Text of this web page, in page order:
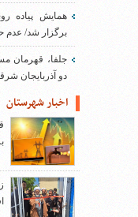
همایش پیاده
برگزار شد/ عدم
جلفا، قهرمان
دو آذربایجان
اخبار شهرستان